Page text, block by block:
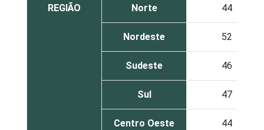
REGIÃO Norte 44
Nordeste 52
Sudeste 46
Sul 47
Centro Oeste 44